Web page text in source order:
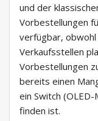
und der
Vorbestellungen
verfügbar, obwohl
Verkaufsstellen
Vorbestellungen
bereits einen
ein Switch
finden ist.